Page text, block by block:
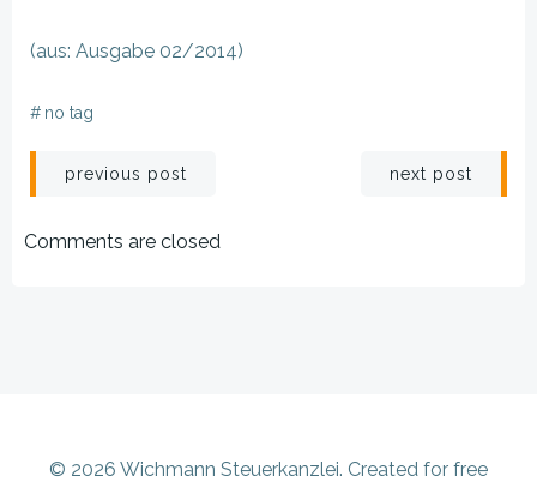
(aus: Ausgabe 02/2014)
# no tag
Beitragsnavigation
previous post next post
Comments are closed
© 2026 Wichmann Steuerkanzlei. Created for free